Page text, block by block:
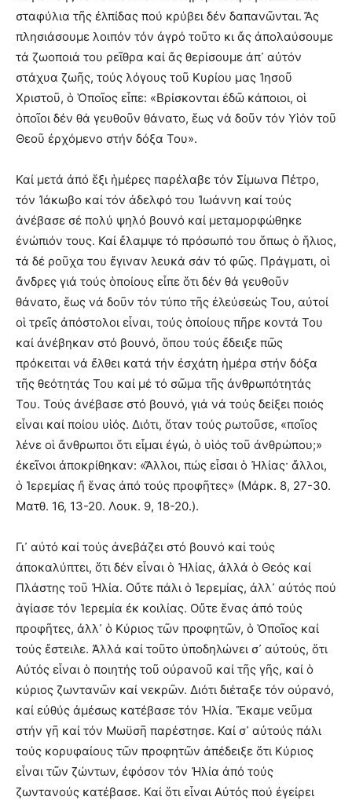
σταφύλια τῆς ἐλπίδας πού κρύβει δέν δαπανῶνται. Ἄς
πλησιάσουμε λοιπόν τόν ἀγρό τοῦτο κι ἄς ἀπολαύσουμε
τά ζωοποιά του ρεῖθρα καί ἄς θερίσουμε ἀπ᾽ αὐτόν
στάχυα ζωῆς, τούς λόγους τοῦ Κυρίου μας Ἰησοῦ
Χριστοῦ, ὁ Ὁποῖος εἶπε: «Βρίσκονται ἐδῶ κάποιοι, οἱ
ὁποῖοι δέν θά γευθοῦν θάνατο, ἕως νά δοῦν τόν Υἱόν τοῦ
Θεοῦ ἐρχόμενο στήν δόξα Του».
Καί μετά ἀπό ἕξι ἡμέρες παρέλαβε τόν Σίμωνα Πέτρο,
τόν Ἰάκωβο καί τόν ἀδελφό του Ἰωάννη καί τούς
ἀνέβασε σέ πολύ ψηλό βουνό καί μεταμορφώθηκε
ἐνώπιόν τους. Καί ἔλαμψε τό πρόσωπό του ὅπως ὁ ἥλιος,
τά δέ ροῦχα του ἔγιναν λευκά σάν τό φῶς. Πράγματι, οἱ
ἄνδρες γιά τούς ὁποίους εἶπε ὅτι δέν θά γευθοῦν
θάνατο, ἕως νά δοῦν τόν τύπο τῆς ἐλεύσεώς Του, αὐτοί
οἱ τρεῖς ἀπόστολοι εἶναι, τούς ὁποίους πῆρε κοντά Του
καί ἀνέβηκαν στό βουνό, ὅπου τούς ἔδειξε πῶς
πρόκειται νά ἔλθει κατά τήν ἐσχάτη ἡμέρα στήν δόξα
τῆς θεότητάς Του καί μέ τό σῶμα τῆς ἀνθρωπότητάς
Του. Τούς ἀνέβασε στό βουνό, γιά νά τούς δείξει ποιός
εἶναι καί ποίου υἱός. Διότι, ὅταν τούς ρωτοῦσε, «ποῖος
λένε οἱ ἄνθρωποι ὅτι εἶμαι ἐγώ, ὁ υἱός τοῦ ἀνθρώπου;»
ἐκεῖνοι ἀποκρίθηκαν: «Ἄλλοι, πώς εἶσαι ὁ Ἠλίας· ἄλλοι,
ὁ Ἱερεμίας ἤ ἕνας ἀπό τούς προφῆτες» (Μάρκ. 8, 27-30.
Ματθ. 16, 13-20. Λουκ. 9, 18-20.).
Γι᾽ αὐτό καί τούς ἀνεβάζει στό βουνό καί τούς
ἀποκαλύπτει, ὅτι δέν εἶναι ὁ Ἠλίας, ἀλλά ὁ Θεός καί
Πλάστης τοῦ Ἠλία. Οὔτε πάλι ὁ Ἱερεμίας, ἀλλ᾽ αὐτός πού
ἁγίασε τόν Ἱερεμία ἐκ κοιλίας. Οὔτε ἕνας ἀπό τούς
προφῆτες, ἀλλ᾽ ὁ Κύριος τῶν προφητῶν, ὁ Ὁποῖος καί
τούς ἔστειλε. Ἀλλά καί τοῦτο ὑποδηλώνει σ᾽ αὐτούς, ὅτι
Αὐτός εἶναι ὁ ποιητής τοῦ οὐρανοῦ καί τῆς γῆς, καί ὁ
κύριος ζωντανῶν καί νεκρῶν. Διότι διέταξε τόν οὐρανό,
καί εὐθύς ἀμέσως κατέβασε τόν Ἠλία. Ἔκαμε νεῦμα
στήν γῆ καί τόν Μωϋσῆ παρέστησε. Καί σ᾽ αὐτούς πάλι
τούς κορυφαίους τῶν προφητῶν ἀπέδειξε ὅτι Κύριος
εἶναι τῶν ζώντων, ἐφόσον τόν Ἠλία ἀπό τούς
ζωντανούς κατέβασε. Καί ὅτι εἶναι Αὐτός πού ἐγείρει